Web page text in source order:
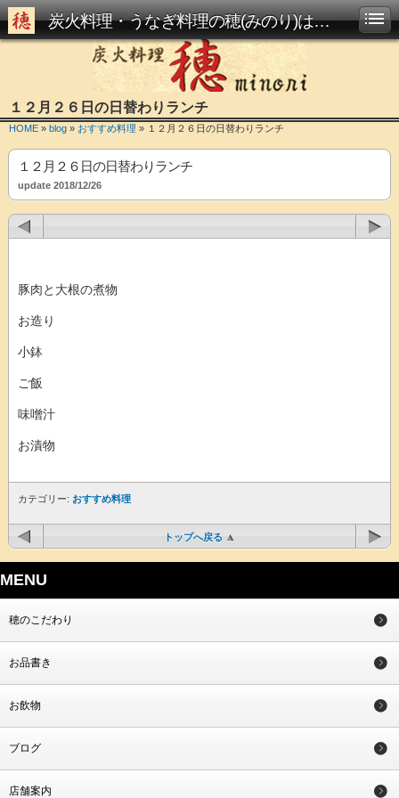
炭火料理・うなぎ料理の穂(みのり)は西大路駅からすぐです
１２月２６日の日替わりランチ
HOME » blog » おすすめ料理 » １２月２６日の日替わりランチ
１２月２６日の日替わりランチ
update 2018/12/26
豚肉と大根の煮物
お造り
小鉢
ご飯
味噌汁
お漬物
カテゴリー: おすすめ料理
トップへ戻る
MENU
穂のこだわり
お品書き
お飲物
ブログ
店舗案内